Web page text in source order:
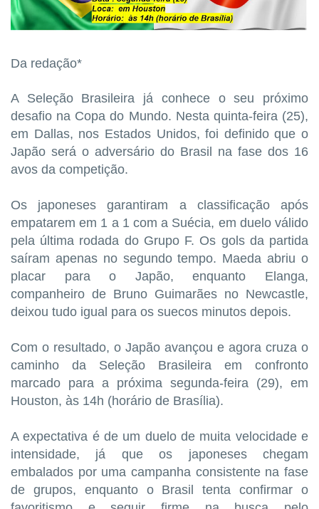
Da redação*
A Seleção Brasileira já conhece o seu próximo
desafio na Copa do Mundo. Nesta quinta-feira (25),
em Dallas, nos Estados Unidos, foi definido que o
Japão será o adversário do Brasil na fase dos 16
avos da competição.
Os japoneses garantiram a classificação após
empatarem em 1 a 1 com a Suécia, em duelo válido
pela última rodada do Grupo F. Os gols da partida
saíram apenas no segundo tempo. Maeda abriu o
placar para o Japão, enquanto Elanga,
companheiro de Bruno Guimarães no Newcastle,
deixou tudo igual para os suecos minutos depois.
Com o resultado, o Japão avançou e agora cruza o
caminho da Seleção Brasileira em confronto
marcado para a próxima segunda-feira (29), em
Houston, às 14h (horário de Brasília).
A expectativa é de um duelo de muita velocidade e
intensidade, já que os japoneses chegam
embalados por uma campanha consistente na fase
de grupos, enquanto o Brasil tenta confirmar o